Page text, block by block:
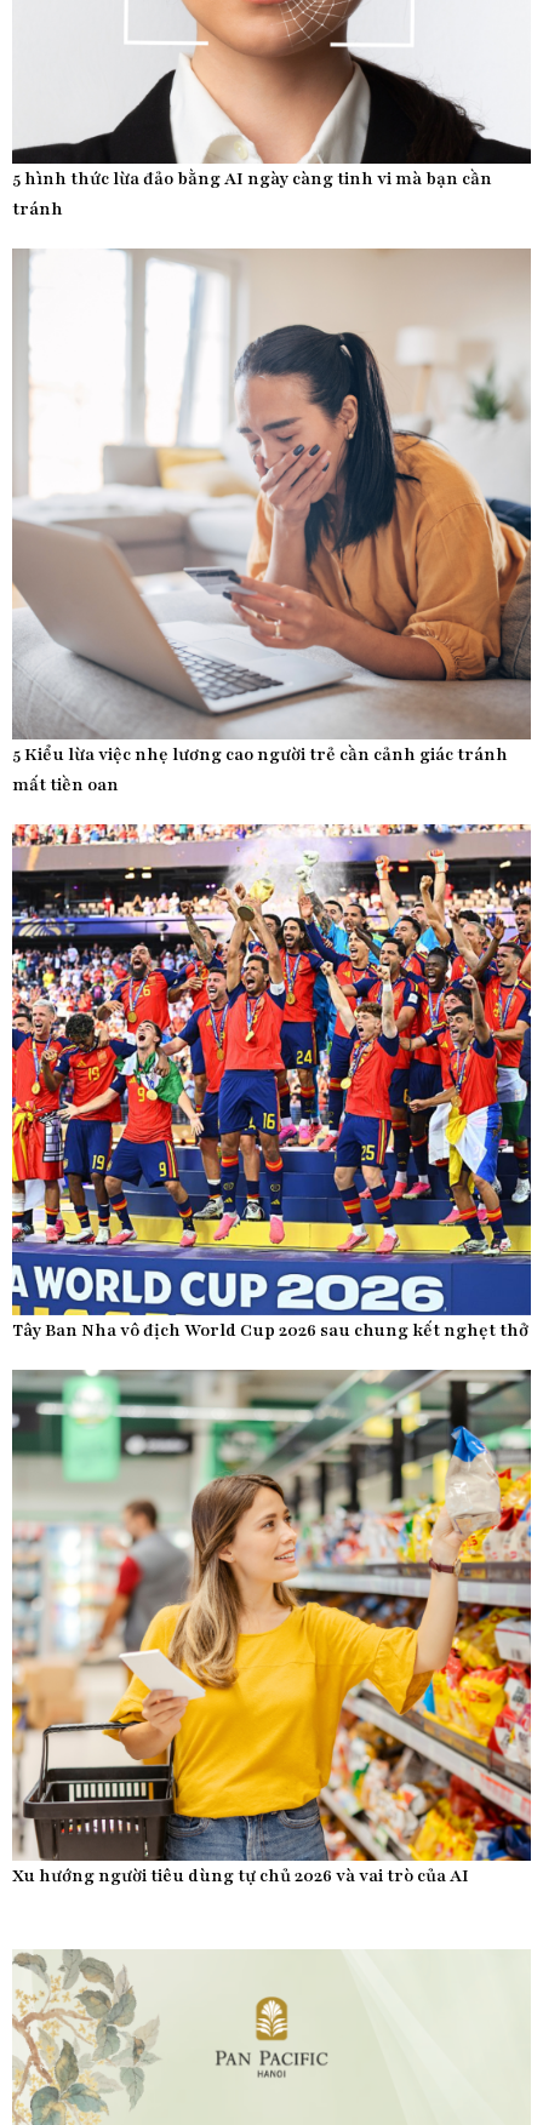
5 hình thức lừa đảo bằng AI ngày càng tinh vi mà bạn cần
tránh
5 Kiểu lừa việc nhẹ lương cao người trẻ cần cảnh giác tránh
mất tiền oan
Tây Ban Nha vô địch World Cup 2026 sau chung kết nghẹt thở
Xu hướng người tiêu dùng tự chủ 2026 và vai trò của AI